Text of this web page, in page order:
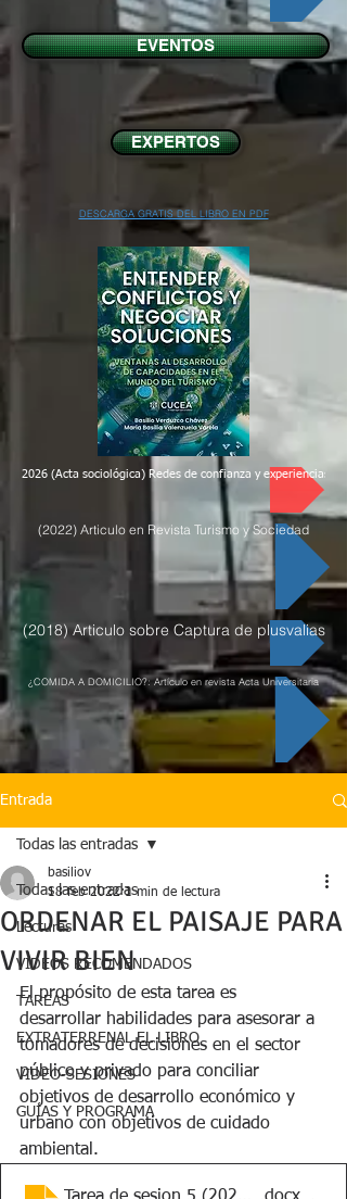
EVENTOS
EXPERTOS
DESCARGA GRATIS DEL LIBRO EN PDF
2026 (Acta sociológica) Redes de confianza y experiencias
(2022) Articulo en Revista Turismo y Sociedad
(2018) Articulo sobre Captura de plusvalias
¿COMIDA A DOMICILIO?: Artículo en revista Acta Universitaria
Entrada
Todas las entradas
Lecturas
VIDEOS RECOMENDADOS
TAREAS
EXTRATERRENAL EL LIBRO
VIDEO-SESIONES
GUÍAS Y PROGRAMA
Todas las entradas
ORDENAR EL PAISAJE PARA
VIVIR BIEN
basiliov
18 feb 2022 1 min de lectura
El propósito de esta tarea es
desarrollar habilidades para asesorar a
tomadores de decisiones en el sector
público y privado para conciliar
objetivos de desarrollo económico y
urbano con objetivos de cuidado
ambiental.